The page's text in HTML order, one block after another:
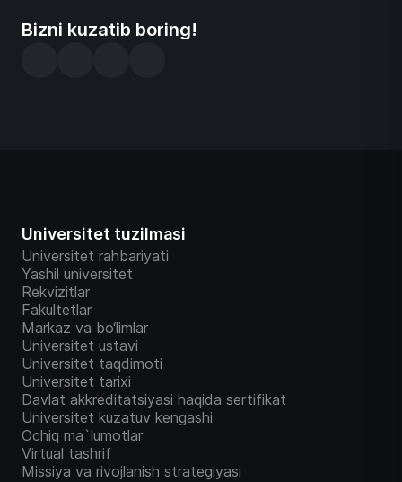
Bizni kuzatib boring!
Universitet tuzilmasi
Universitet rahbariyati
Yashil universitet
Rekvizitlar
Fakultetlar
Markaz va bo‘limlar
Universitet ustavi
Universitet taqdimoti
Universitet tarixi
Davlat akkreditatsiyasi haqida sertifikat
Universitet kuzatuv kengashi
Ochiq ma`lumotlar
Virtual tashrif
Missiya va rivojlanish strategiyasi